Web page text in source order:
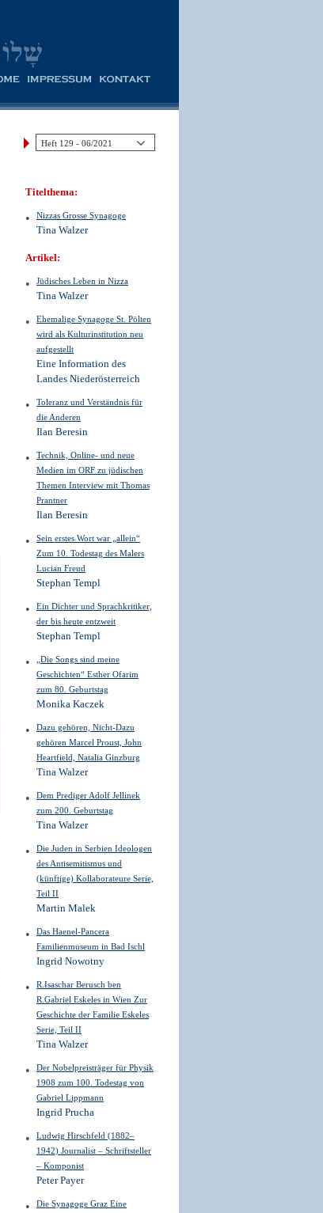
Titelthema:
Nizzas Grosse Synagoge
Tina Walzer
Artikel:
Jüdisches Leben in Nizza
Tina Walzer
Ehemalige Synagoge St. Pölten
wird als Kulturinstitution neu
aufgestellt
Eine Information des
Landes Niederösterreich
Toleranz und Verständnis für
die Anderen
Ilan Beresin
Technik, Online- und neue
Medien im ORF zu jüdischen
Themen Interview mit Thomas
Prantner
Ilan Beresin
Sein erstes Wort war „allein“
Zum 10. Todestag des Malers
Lucian Freud
Stephan Templ
Ein Dichter und Sprachkritiker,
der bis heute entzweit
Stephan Templ
„Die Songs sind meine
Geschichten“ Esther Ofarim
zum 80. Geburtstag
Monika Kaczek
Dazu gehören, Nicht-Dazu
gehören Marcel Proust, John
Heartfield, Natalia Ginzburg
Tina Walzer
Dem Prediger Adolf Jellinek
zum 200. Geburtstag
Tina Walzer
Die Juden in Serbien Ideologen
des Antisemitismus und
(künftige) Kollaborateure Serie,
Teil II
Martin Malek
Das Haenel-Pancera
Familienmuseum in Bad Ischl
Ingrid Nowotny
R.Isaschar Berusch ben
R.Gabriel Eskeles in Wien Zur
Geschichte der Familie Eskeles
Serie, Teil II
Tina Walzer
Der Nobelpreisträger für Physik
1908 zum 100. Todestag von
Gabriel Lippmann
Ingrid Prucha
Ludwig Hirschfeld (1882–
1942) Journalist – Schriftsteller
– Komponist
Peter Payer
Die Synagoge Graz Eine